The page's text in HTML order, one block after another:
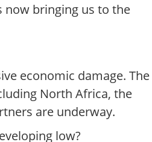
now bringing us to the
economic damage. The
North Africa, the
are underway.
low?